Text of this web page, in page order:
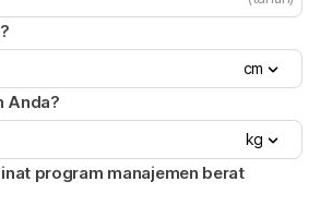
cm
Anda?
kg
program manajemen berat